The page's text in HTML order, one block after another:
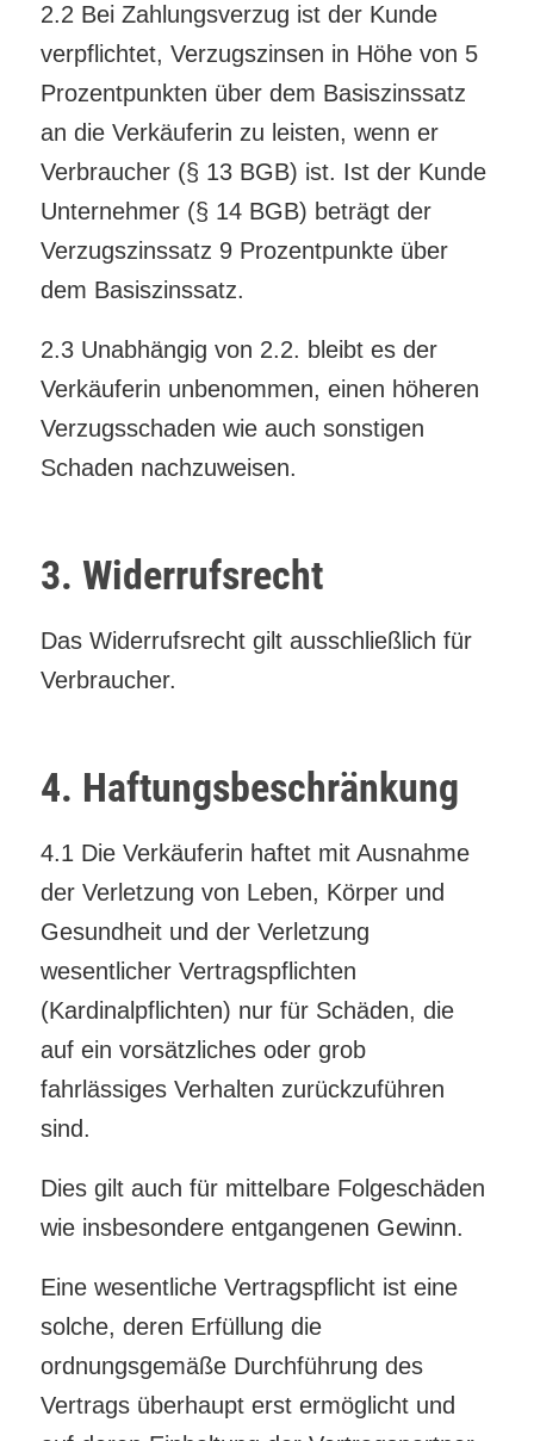
2.2 Bei Zahlungsverzug ist der Kunde
verpflichtet, Verzugszinsen in Höhe von 5
Prozentpunkten über dem Basiszinssatz
an die Verkäuferin zu leisten, wenn er
Verbraucher (§ 13 BGB) ist. Ist der Kunde
Unternehmer (§ 14 BGB) beträgt der
Verzugszinssatz 9 Prozentpunkte über
dem Basiszinssatz.
2.3 Unabhängig von 2.2. bleibt es der
Verkäuferin unbenommen, einen höheren
Verzugsschaden wie auch sonstigen
Schaden nachzuweisen.
3. Widerrufsrecht
Das Widerrufsrecht gilt ausschließlich für
Verbraucher.
4. Haftungsbeschränkung
4.1 Die Verkäuferin haftet mit Ausnahme
der Verletzung von Leben, Körper und
Gesundheit und der Verletzung
wesentlicher Vertragspflichten
(Kardinalpflichten) nur für Schäden, die
auf ein vorsätzliches oder grob
fahrlässiges Verhalten zurückzuführen
sind.
Dies gilt auch für mittelbare Folgeschäden
wie insbesondere entgangenen Gewinn.
Eine wesentliche Vertragspflicht ist eine
solche, deren Erfüllung die
ordnungsgemäße Durchführung des
Vertrags überhaupt erst ermöglicht und